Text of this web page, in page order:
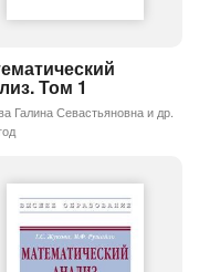
Том 1
Галина Севастьяновна и др.